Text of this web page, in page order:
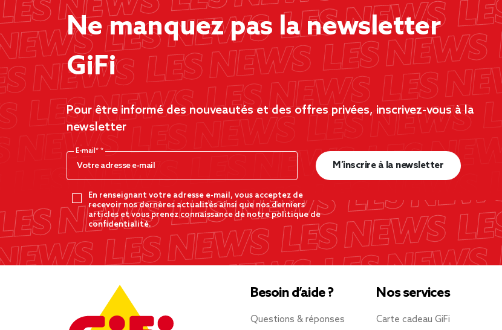
Ne manquez pas la newsletter
GiFi
Pour être informé des nouveautés et des offres privées, inscrivez-vous à la
newsletter
E-mail*
En renseignant votre adresse e-mail, vous acceptez de
recevoir nos dernères actualités ainsi que nos derniers
articles et vous prenez connaissance de notre politique de
confidentialité.
M’inscrire à la newsletter
Besoin d’aide ?
Questions & réponses
Nos services
Carte cadeau GiFi